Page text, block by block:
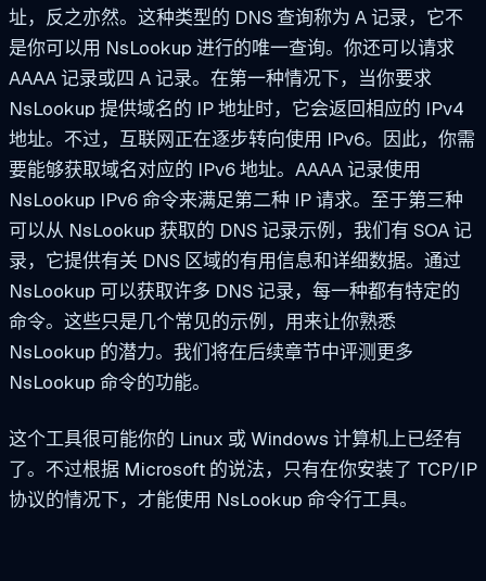
址，反之亦然。这种类型的 DNS 查询称为 A 记录，它不
是你可以用 NsLookup 进行的唯一查询。你还可以请求
AAAA 记录或四 A 记录。在第一种情况下，当你要求
NsLookup 提供域名的 IP 地址时，它会返回相应的 IPv4
地址。不过，互联网正在逐步转向使用 IPv6。因此，你需
要能够获取域名对应的 IPv6 地址。AAAA 记录使用
NsLookup IPv6 命令来满足第二种 IP 请求。至于第三种
可以从 NsLookup 获取的 DNS 记录示例，我们有 SOA 记
录，它提供有关 DNS 区域的有用信息和详细数据。通过
NsLookup 可以获取许多 DNS 记录，每一种都有特定的
命令。这些只是几个常见的示例，用来让你熟悉
NsLookup 的潜力。我们将在后续章节中评测更多
NsLookup 命令的功能。
这个工具很可能你的 Linux 或 Windows 计算机上已经有
了。不过根据 Microsoft 的说法，只有在你安装了 TCP/IP
协议的情况下，才能使用 NsLookup 命令行工具。